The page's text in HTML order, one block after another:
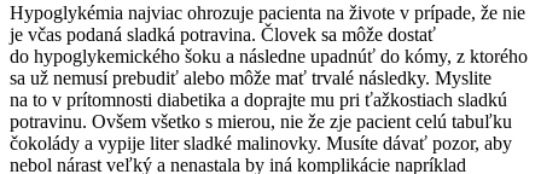
Hypoglykémia najviac ohrozuje pacienta na živote v prípade, že nie
je včas podaná sladká potravina. Človek sa môže dostať
do hypoglykemického šoku a následne upadnúť do kómy, z ktorého
sa už nemusí prebudiť alebo môže mať trvalé následky. Myslite
na to v prítomnosti diabetika a doprajte mu pri ťažkostiach sladkú
potravinu. Ovšem všetko s mierou, nie že zje pacient celú tabuľku
čokolády a vypije liter sladké malinovky. Musíte dávať pozor, aby
nebol nárast veľký a nenastala by iná komplikácie napríklad